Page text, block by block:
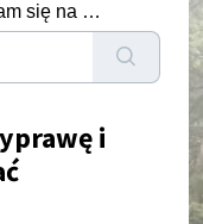
nawiązać współpracę
i